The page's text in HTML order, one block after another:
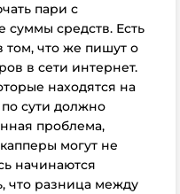
пари с
суммы средств. Есть
том, что же пишут о
в сети интернет.
находятся на
сути должно
проблема,
могут не
начинаются
что разница между